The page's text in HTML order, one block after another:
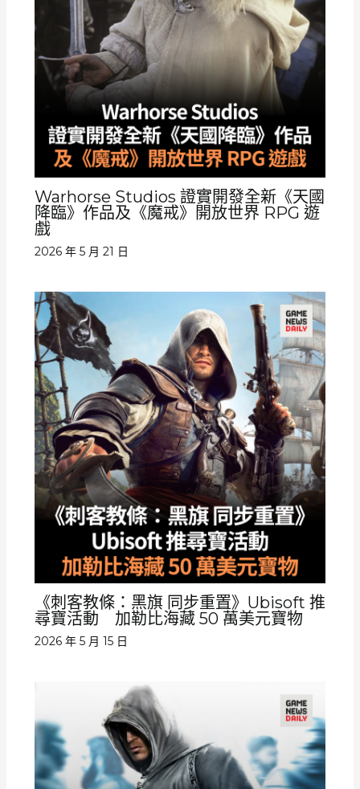
Warhorse Studios 證實開發全新《天國
降臨》作品及《魔戒》開放世界 RPG 遊
戲
2026 年 5 月 21 日
《刺客教條：黑旗 同步重置》Ubisoft 推
尋寶活動 加勒比海藏 50 萬美元寶物
2026 年 5 月 15 日